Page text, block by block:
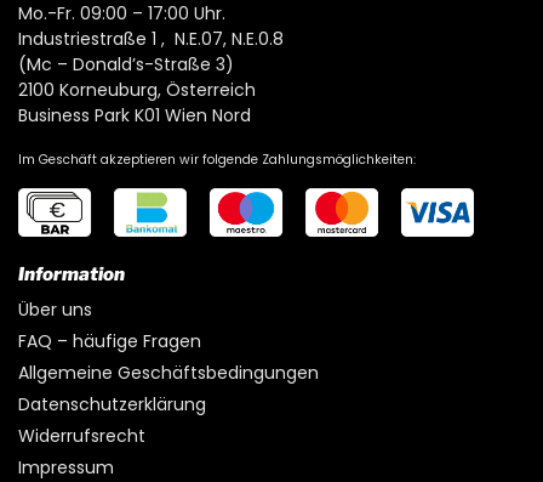
Mo.-Fr. 09:00 – 17:00 Uhr.
Industriestraße 1 , N.E.07, N.E.0.8
(Mc – Donald’s-Straße 3)
2100 Korneuburg, Österreich
Business Park K01 Wien Nord
Im Geschäft akzeptieren wir folgende Zahlungsmöglichkeiten:
Information
Über uns
FAQ – häufige Fragen
Allgemeine Geschäftsbedingungen
Datenschutzerklärung
Widerrufsrecht
Impressum